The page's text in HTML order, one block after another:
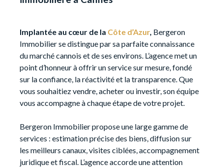
Implantée au cœur de la Côte d’Azur, Bergeron
Immobilier se distingue par sa parfaite connaissance
du marché cannois et de ses environs. L’agence met un
point d’honneur à offrir un service sur mesure, fondé
sur la confiance, la réactivité et la transparence. Que
vous souhaitiez vendre, acheter ou investir, son équipe
vous accompagne à chaque étape de votre projet.
Bergeron Immobilier propose une large gamme de
services : estimation précise des biens, diffusion sur
les meilleurs canaux, visites ciblées, accompagnement
juridique et fiscal. L’agence accorde une attention